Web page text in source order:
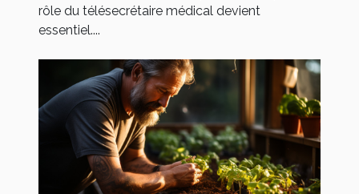
rôle du télésecrétaire médical devient
essentiel....